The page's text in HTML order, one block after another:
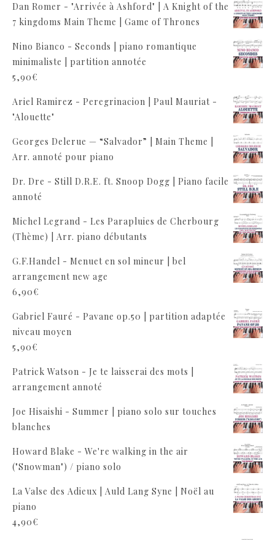
Dan Romer - "Arrivée à Ashford" | A Knight of the
7 kingdoms Main Theme | Game of Thrones
Nino Bianco - Seconds | piano romantique
minimaliste | partition annotée
5,90€
Ariel Ramirez - Peregrinacion | Paul Mauriat -
"Alouette"
Georges Delerue — “Salvador” | Main Theme |
Arr. annoté pour piano
Dr. Dre - Still D.R.E. ft. Snoop Dogg | Piano facile
annoté
Michel Legrand - Les Parapluies de Cherbourg
(Thème) | Arr. piano débutants
G.F.Handel - Menuet en sol mineur | bel
arrangement new age
6,90€
Gabriel Fauré - Pavane op.50 | partition adaptée
niveau moyen
5,90€
Patrick Watson - Je te laisserai des mots |
arrangement annoté
Joe Hisaishi - Summer | piano solo sur touches
blanches
Howard Blake - We're walking in the air
("Snowman") / piano solo
La Valse des Adieux | Auld Lang Syne | Noël au
piano
4,90€